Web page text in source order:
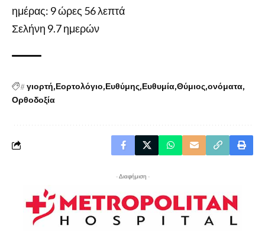
ημέρας: 9 ώρες 56 λεπτά
Σελήνη 9.7 ημερών
#γιορτή Εορτολόγιο Ευθύμης Ευθυμία Θύμιος ονόματα
Ορθοδοξία
- Διαφήμιση -